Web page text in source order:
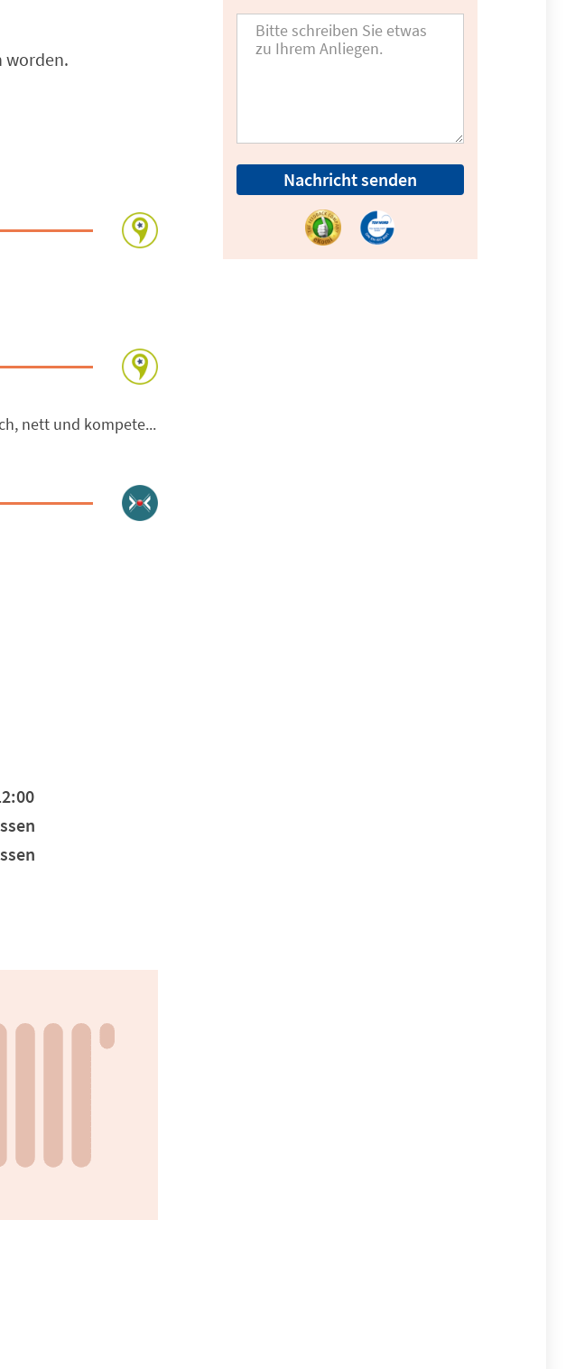
worden.
nett und kompete...
Nachricht senden